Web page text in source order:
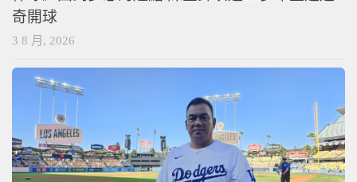
棒球》回到夢想的起點 陳金鋒睽違20多年重返道
奇開球